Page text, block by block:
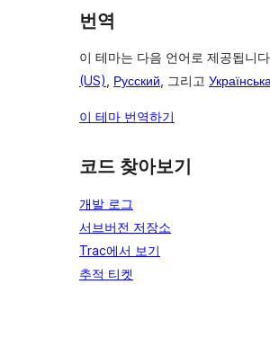
번역
이 테마는 다음 언어로 제공됩니
(US), Русский, 그리고
이 테마 번역하기
코드 찾아보기
개발 로그
서브버전 저장소
Trac에서 보기
추적 티켓